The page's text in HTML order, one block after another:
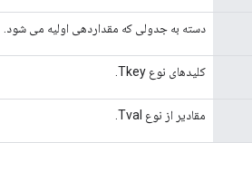
دسته به جدولی که مقداردهی اولیه می شود.
کلیدهای نوع Tkey.
مقادیر از نوع Tval.